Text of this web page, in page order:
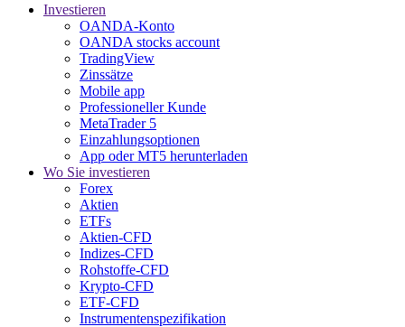
Investieren
OANDA-Konto
OANDA stocks account
TradingView
Zinssätze
Mobile app
Professioneller Kunde
MetaTrader 5
Einzahlungsoptionen
App oder MT5 herunterladen
Wo Sie investieren
Forex
Aktien
ETFs
Aktien-CFD
Indizes-CFD
Rohstoffe-CFD
Krypto-CFD
ETF-CFD
Instrumentenspezifikation